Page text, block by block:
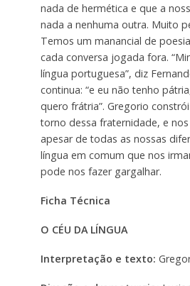
nada de hermética e que a
nada a nenhuma outra. Muito
Temos um manancial de
cada conversa jogada fora.
língua portuguesa”, diz
continua: “e eu não tenho
quero frátria”. Gregorio
torno dessa fraternidade, e
apesar de todas as nossas
língua em comum que nos
pode nos fazer gargalhar.
Ficha Técnica
O CÉU DA LÍNGUA
Interpretação e texto: